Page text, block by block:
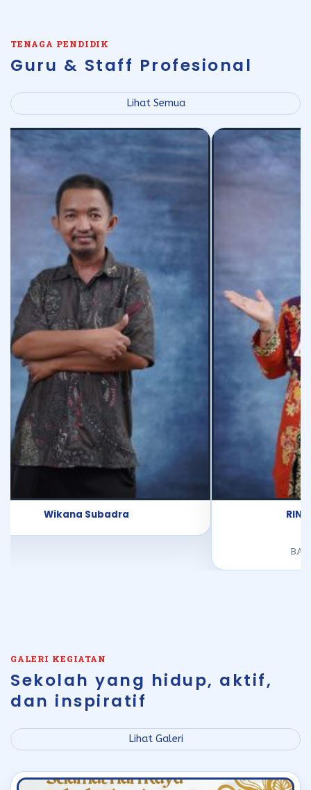
TENAGA PENDIDIK
Guru & Staff Profesional
Lihat Semua
Wikana Subadra RINI
GALERI KEGIATAN
Sekolah yang hidup, aktif,
dan inspiratif
Lihat Galeri